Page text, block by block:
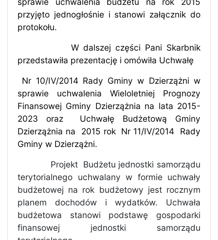
przyjęto jednogłośnie i stanowi załącznik do
protokołu.
W dalszej części Pani Skarbnik
przedstawiła prezentację i omówiła Uchwałę
Nr 10/IV/2014 Rady Gminy w Dzierzążni w
sprawie uchwalenia Wieloletniej Prognozy
Finansowej Gminy Dzierzążnia na lata 2015-
2023 oraz
Uchwałę Budżetową Gminy
Dzierzążnia na
2015 rok Nr 11/IV/2014
Rady
Gminy w Dzierzążni.
Projekt Budżetu jednostki samorządu
terytorialnego uchwalany w formie uchwały
budżetowej na rok budżetowy jest rocznym
planem dochodów i wydatków. Uchwała
budżetowa stanowi podstawę gospodarki
finansowej jednostki samorządu